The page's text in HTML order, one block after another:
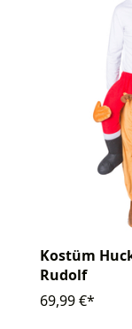
Kostüm
Rudolf
69,99 €*